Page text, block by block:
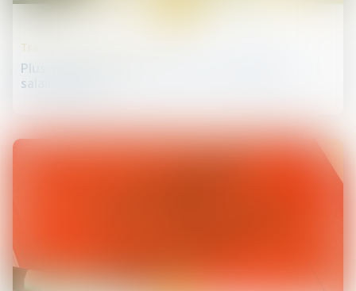
Plus-value de cession d’actions requalifiée en
salaire et PEA
Transmission d’entreprise